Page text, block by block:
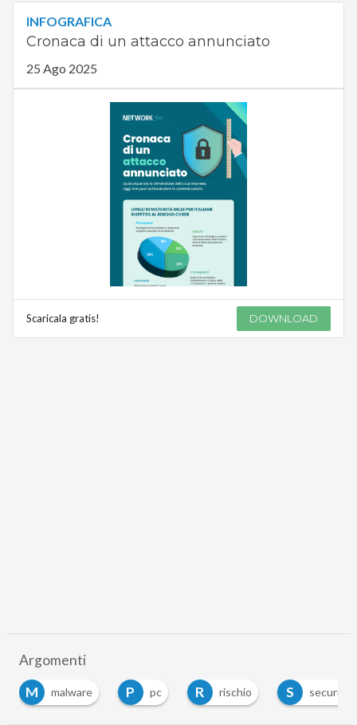
INFOGRAFICA
Cronaca di un attacco annunciato
25 Ago 2025
Scaricala gratis! DOWNLOAD
Argomenti
M
malware P pc R rischio S security